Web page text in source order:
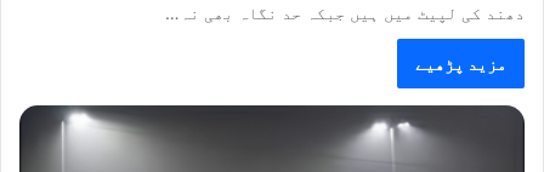
دھند کی لپیٹ میں ہیں جبکہ حد نگاہ بھی نہ…
مزید پڑھیے